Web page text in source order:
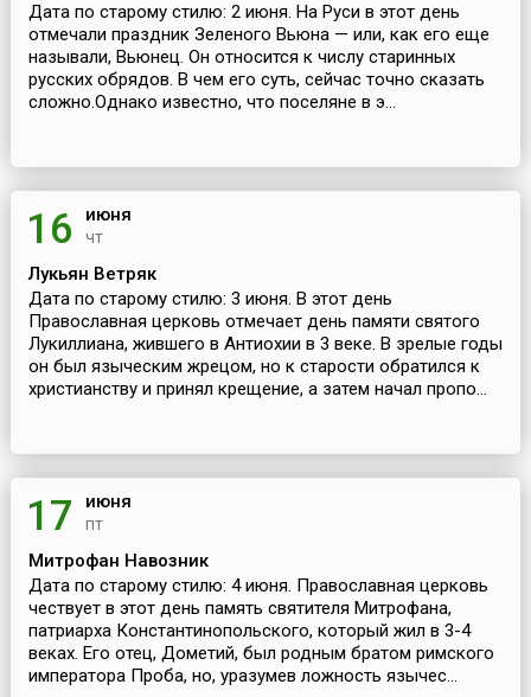
Дата по старому стилю: 2 июня. На Руси в этот день
отмечали праздник Зеленого Вьюна — или, как его еще
называли, Вьюнец. Он относится к числу старинных
русских обрядов. В чем его суть, сейчас точно сказать
сложно.Однако известно, что поселяне в э...
16 июня
чт
Лукьян Ветряк
Дата по старому стилю: 3 июня. В этот день
Православная церковь отмечает день памяти святого
Лукиллиана, жившего в Антиохии в 3 веке. В зрелые годы
он был языческим жрецом, но к старости обратился к
христианству и принял крещение, а затем начал пропо...
17 июня
пт
Митрофан Навозник
Дата по старому стилю: 4 июня. Православная церковь
чествует в этот день память святителя Митрофана,
патриарха Константинопольского, который жил в 3-4
веках. Его отец, Дометий, был родным братом римского
императора Проба, но, уразумев ложность язычес...